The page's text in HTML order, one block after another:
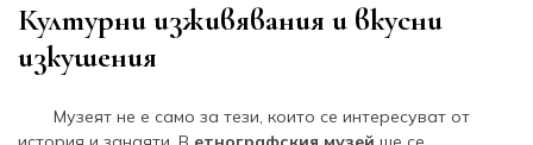
Културни изживявания и вкусни
изкушения
Музеят не е само за тези, които се интересуват от